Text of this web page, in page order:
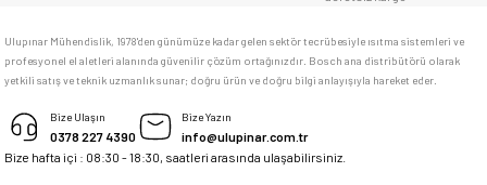
memnun kaldım
Deneyimini Paylaş
Ulupınar Mühendislik, 1978'den günümüze kadar gelen sektör tecrübesiyle ısıtma sistemleri ve
profesyonel el aletleri alanında güvenilir çözüm ortağınızdır. Bosch ana distribütörü olarak
yetkili satış ve teknik uzmanlık sunar; doğru ürün ve doğru bilgi anlayışıyla hareket eder.
Bize Ulaşın
0378 227 4390
Bize Yazın
info@ulupinar.com.tr
Bize hafta içi : 08:30 - 18:30, saatleri arasında ulaşabilirsiniz.